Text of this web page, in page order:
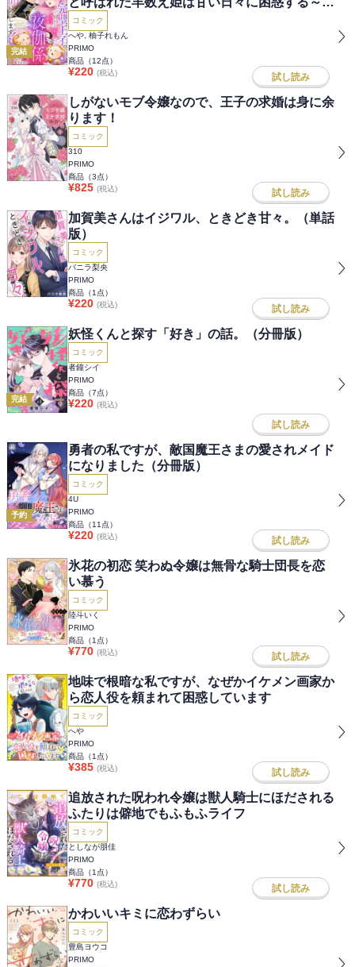
完結
（分冊版）
コミック
へや, 柚子れもん
PRIMO
商品（12点）
¥220 (税込) 試し読み
しがないモブ令嬢なので、王子の求婚は身に余
ります！
コミック
310
PRIMO
商品（3点）
¥825 (税込) 試し読み
加賀美さんはイジワル、ときどき甘々。（単話
版）
コミック
バニラ梨央
PRIMO
商品（1 点）
¥220 (税込) 試し読み
完結
妖怪くんと探す「好き」の話。（分冊版）
コミック
者鐘シイ
PRIMO
商品（7点）
¥220 (税込)
試し読み
予約
勇者の私ですが、敵国魔王さまの愛されメイド
になりました（分冊版）
コミック
4U
PRIMO
商品（11 点）
¥220 (税込) 試し読み
氷花の初恋 笑わぬ令嬢は無骨な騎士団長を恋
い慕う
コミック
陸斗いく
PRIMO
商品（1 点）
¥770 (税込) 試し読み
地味で根暗な私ですが、なぜかイケメン画家か
ら恋人役を頼まれて困惑しています
コミック
へや
PRIMO
商品（1 点）
¥385 (税込) 試し読み
追放された呪われ令嬢は獣人騎士にほだされる
ふたりは僻地でもふもふライフ
コミック
としなが朋佳
PRIMO
商品（1 点）
¥770 (税込) 試し読み
かわいいキミに恋わずらい
コミック
豊島ヨウコ
PRIMO